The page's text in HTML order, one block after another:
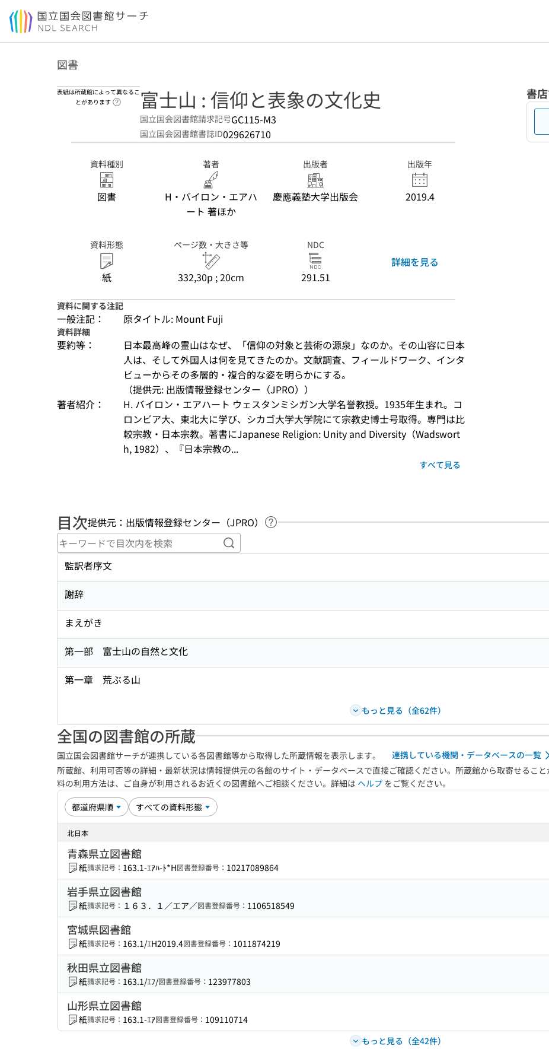
本文へ移動
図書
表紙は所蔵館によって異なるこ
とがあります
ヘルプページへのリンク
富士山 : 信仰と表象の文化史
国立国会図書館請求記号GC115-M3
国立国会図書館書誌ID029626710
資料種別
図書
著者
H・バイロン・エアハ
ート 著ほか
出版者
慶應義塾大学出版会
出版年
2019.4
資料形態
紙
ページ数・大きさ等
332,30p ; 20cm
NDC
291.51
詳細を見る
資料に関する注記
一般注記： 原タイトル: Mount Fuji
資料詳細
要約等：
日本最高峰の霊山はなぜ、「信仰の対象と芸術の源泉」なのか。その山容に日本
人は、そして外国人は何を見てきたのか。文献調査、フィールドワーク、インタ
ビューからその多層的・複合的な姿を明らかにする。
（提供元: 出版情報登録センター（JPRO））
著者紹介：
H. バイロン・エアハート ウェスタンミシガン大学名誉教授。1935年生まれ。コ
ロンビア大、東北大に学び、シカゴ大学大学院にて宗教史博士号取得。専門は比
較宗教・日本宗教。著書にJapanese Religion: Unity and Diversity（Wadswort
h, 1982）、『日本宗教の...
すべて見る
書
目次提供元：出版情報登録センター（JPRO）
ヘルプページへのリンク
キーワードで目次内を検索
監訳者序文
謝辞
まえがき
第一部 富士山の自然と文化
第一章 荒ぶる山
もっと見る（全62件）
全国の図書館の所蔵
国立国会図書館サーチが連携している各図書館等から取得した所蔵情報を表示します。
連携している機関・データベースの一覧
所蔵館、利用可否等の詳細・最新状況は情報提供元の各館のサイト・データベースで直接ご確認ください。所蔵館から取寄せるこ
料の利用方法は、ご自身が利用されるお近くの図書館へご相談ください。詳細は ヘルプ をご覧ください。
北日本
青森県立図書館
紙請求記号： 163.1-ｴｱﾊ-ﾄ*H図書登録番号： 10217089864
岩手県立図書館
紙請求記号： １６３．１／エア／図書登録番号： 1106518549
宮城県図書館
紙請求記号： 163.1/ｴH2019.4図書登録番号： 1011874219
秋田県立図書館
紙請求記号： 163.1/ｴﾌ/図書登録番号： 123977803
山形県立図書館
紙請求記号： 163.1-ｴｱ図書登録番号： 109110714
もっと見る（全42件）